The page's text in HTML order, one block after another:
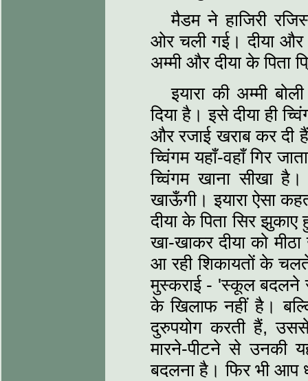
मैडम ने हाजिरी
ओर चली गई। दीया और
अम्मी और दीया के पिता
इयारा की अम्मी
दिया है। इसे दीया ही
और रजाई खराब कर दी
च्विंगम यहाँ-वहाँ गिर
च्विंगम खाना सीखा है।
खाऊँगी। इयारा ऐसा
दीया के पिता सिर
खा-खाकर दीया को
आ रही शिकायतों के
मुस्कराई - 'स्कूल बदलने
के खिलाफ नहीं है।
दुरुपयोग करती हैं,
मारने-पीटने से उनकी
बदलना है। फिर भी आप